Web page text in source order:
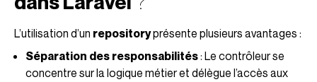
L’utilisation d’un repositoryprésente plusieurs avantages :
Séparation des responsabilités: Le contrôleur se
concentre sur la logique métier et délègue l’accès aux